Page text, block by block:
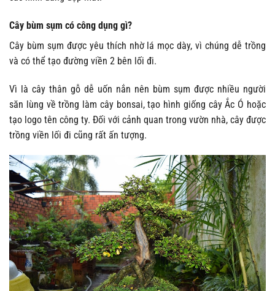
Cây bùm sụm có công dụng gì?
Cây bùm sụm được yêu thích nhờ lá mọc dày, vì chúng dễ trồng
và có thể tạo đường viền 2 bên lối đi.
Vì là cây thân gỗ dễ uốn nắn nên bùm sụm được nhiều người
săn lùng về trồng làm cây bonsai, tạo hình giống cây Ắc Ó hoặc
tạo logo tên công ty. Đối với cảnh quan trong vườn nhà, cây được
trồng viền lối đi cũng rất ấn tượng.